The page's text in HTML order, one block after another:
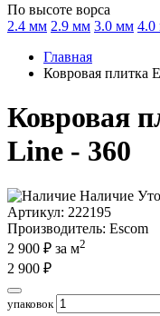
По высоте ворса
2.4 мм 2.9 мм 3.0 мм 4.0
Главная
Ковровая плитка
Ковровая
Line - 360
Наличие
Артикул: 222195
Производитель: Escom
2 900 ₽ за м2
2 900 ₽
упаковок